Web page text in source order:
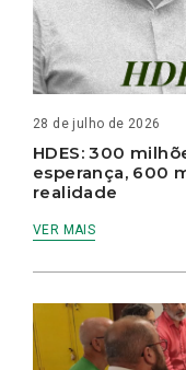
28 de julho de 2026
HDES: 300
esperança, 600
realidade
VER MAIS